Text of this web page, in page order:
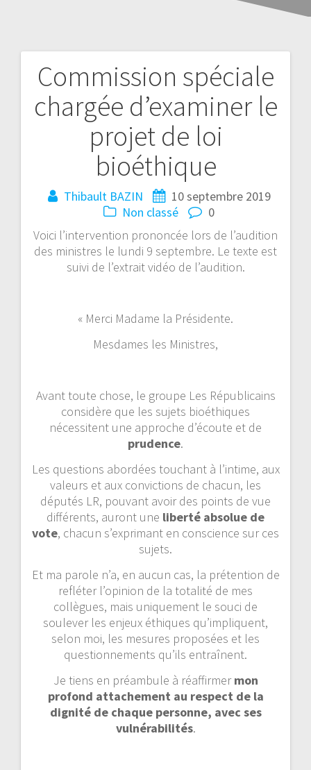
Commission spéciale
chargée d’examiner le
projet de loi
bioéthique
Thibault BAZIN
10 septembre 2019
Non classé
0
Voici l’intervention prononcée lors de l’audition
des ministres le lundi 9 septembre. Le texte est
suivi de l’extrait vidéo de l’audition.
« Merci Madame la Présidente.
Mesdames les Ministres,
Avant toute chose, le groupe Les Républicains
considère que les sujets bioéthiques
nécessitent une approche d’écoute et de
prudence.
Les questions abordées touchant à l’intime, aux
valeurs et aux convictions de chacun, les
députés LR, pouvant avoir des points de vue
différents, auront une liberté absolue de
vote, chacun s’exprimant en conscience sur ces
sujets.
Et ma parole n’a, en aucun cas, la prétention de
refléter l’opinion de la totalité de mes
collègues, mais uniquement le souci de
soulever les enjeux éthiques qu’impliquent,
selon moi, les mesures proposées et les
questionnements qu’ils entraînent.
Je tiens en préambule à réaffirmermon
profond attachement au respect de la
dignité de chaque personne, avec ses
vulnérabilités.